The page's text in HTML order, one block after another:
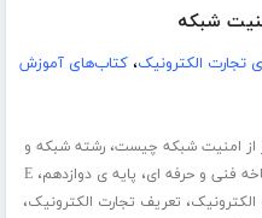
شبکه
تجارت الکترونیک،کتاب‌های آموزش
از امنیت شبکه چیست،رشته شبکه و
فنی و حرفه ای، پایه ی دوازدهم،E
الکترونیک، تعریف تجارت الکترونیک،